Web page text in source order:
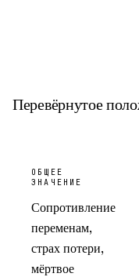
Перевёрнутое
ОБЩЕЕ
ЗНАЧЕНИЕ
Сопротивление
переменам,
страх потери,
мёртвое